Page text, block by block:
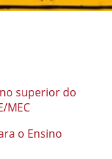
superior do
MEC
o Ensino